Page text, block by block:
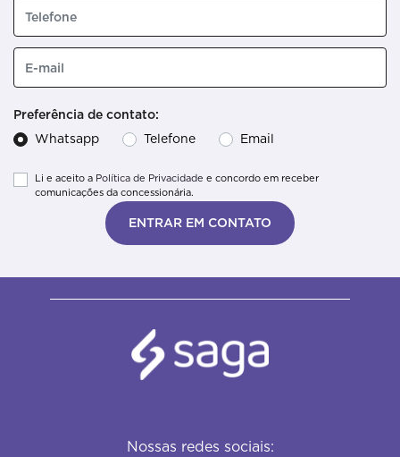
Preferência de contato:
Whatsapp
Telefone Email
Li e aceito a Política de Privacidade e concordo em receber
comunicações da concessionária.
ENTRAR EM CONTATO
Nossas redes sociais: